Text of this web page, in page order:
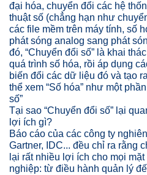
đại hóa, chuyển đổi các hệ
thuật số (chẳng hạn như
các file mềm trên máy tính, số
phát sóng analog sang phát
đó, “Chuyển đổi số” là khai
quá trình số hóa, rồi áp dụng
biến đổi các dữ liệu đó và tạo
thể xem “Số hóa” như một
số”
Tại sao “Chuyển đổi số” lại
lợi ích gì?
Báo cáo của các công ty
Gartner, IDC... đều chỉ ra rằng
lại rất nhiều lợi ích cho mọi
nghiệp: từ điều hành quản lý